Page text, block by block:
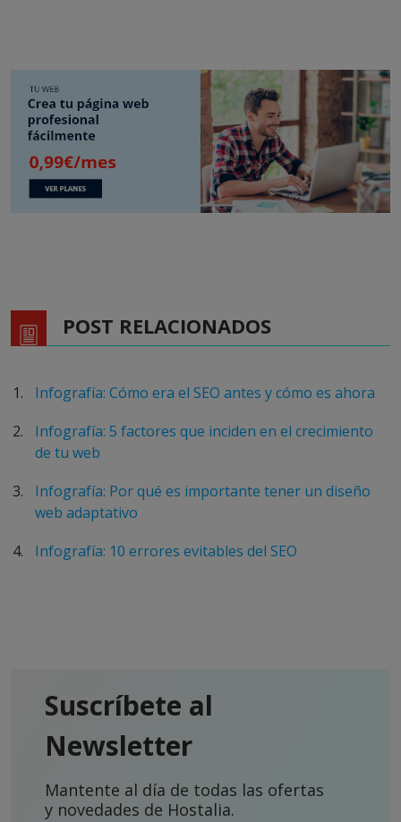
POST RELACIONADOS
Infografía: Cómo era el SEO antes y cómo es ahora
Infografía: 5 factores que inciden en el crecimiento
de tu web
Infografía: Por qué es importante tener un diseño
web adaptativo
Infografía: 10 errores evitables del SEO
Suscríbete al
Newsletter
Mantente al día de todas las ofertas
y novedades de Hostalia.